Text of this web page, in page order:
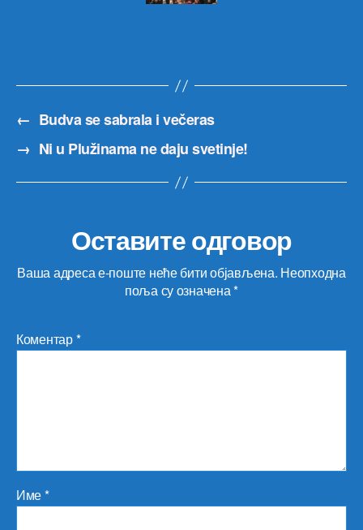
← Budva se sabrala i večeras
→ Ni u Plužinama ne daju svetinje!
Оставите одговор
Ваша адреса е-поште неће бити објављена. Неопходна
поља су означена*
Коментар*
Име*